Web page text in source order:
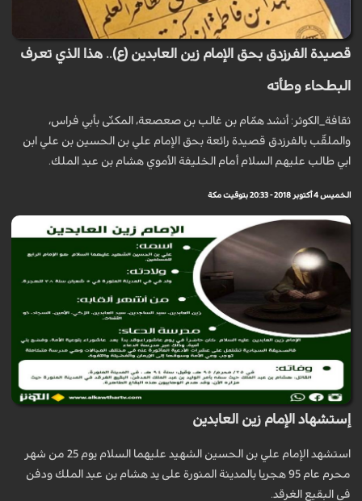
قصيدة الفرزدق بحق الإمام زين العابدين (ع).. هذا الذي تعرف
البطحاء وطأته
ثقافة_الكوثر: أنشد همّام بن غالب بن صعصعة، المكنّى بأبي فراس،
والملقّب بالفرزدق قصيدة رائعة بحق الإمام علي بن الحسين بن علي ابن
ابي طالب عليهم السلام أمام الخليفة الأموي هشام بن عبد الملك.
الخميس 4 أكتوبر 2018 - 20:33 بتوقيت مكة
إستشهاد الإمام زين العابدين
استشهد الإمام علي بن الحسين الشهيد عليهما السلام يوم 25 من شهر
محرم عام 95 هجريا بالمدينة المنورة على يد هشام بن عبد الملك ودفن
في البقيع الغرقد.